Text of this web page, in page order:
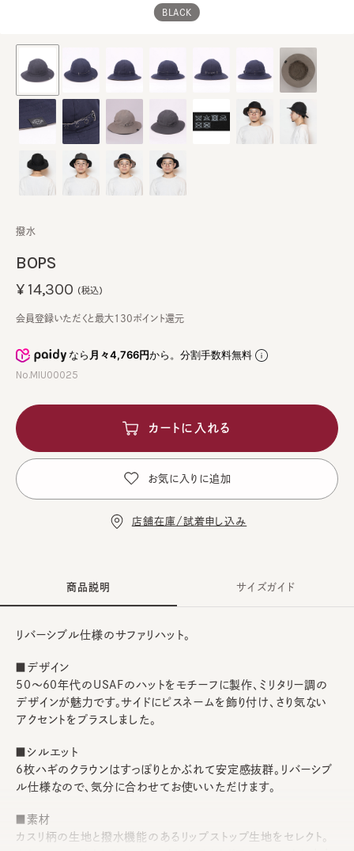
BLACK
BOPS
撥水
なら月々4,766円から。分割手数料無料
No.MIU00025
¥14,300 (税込)
会員登録いただくと最大130ポイント還元
カートに入れる
お気に入りに追加
店舗在庫/試着申し込み
商品説明
リバーシブル仕様のサファリハット。
■デザイン
50～60年代のUSAFのハットをモチーフに製作、ミリタリー調の
デザインが魅力です。サイドにピスネームを飾り付け、さり気ない
アクセントをプラスしました。
■シルエット
6枚ハギのクラウンはすっぽりとかぶれて安定感抜群。リバーシブ
ル仕様なので、気分に合わせてお使いいただけます。
■素材
カスリ柄の生地と撥水機能のあるリップストップ生地をセレクト。
サイズガイド